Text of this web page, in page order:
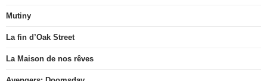
Mutiny
La fin d’Oak Street
La Maison de nos rêves